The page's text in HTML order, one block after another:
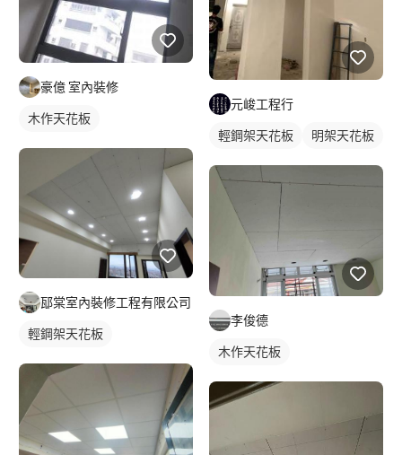
豪億 室內裝修
木作天花板
邷棠室內裝修工程有限公司
輕鋼架天花板
元峻工程行
輕鋼架天花板 明架天花板
李俊德
木作天花板